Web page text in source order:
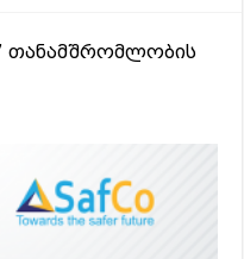
თანამშრომლობის